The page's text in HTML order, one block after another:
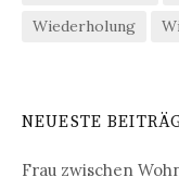
Wiederholung
NEUESTE
Frau zwischen